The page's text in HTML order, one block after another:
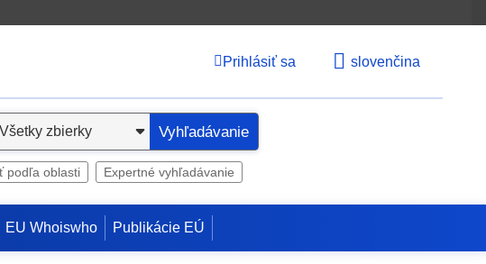
Prihlásiť sa slovenčina
Vyhľadávanie
podľa oblasti Expertné vyhľadávanie
EU Whoiswho Publikácie EÚ